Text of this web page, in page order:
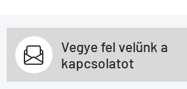
Vegye fel velünk a
kapcsolatot